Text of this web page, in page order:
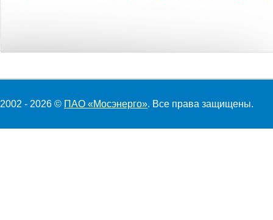
2002 - 2026 © ПАО «Мосэнерго». Все права защищены.